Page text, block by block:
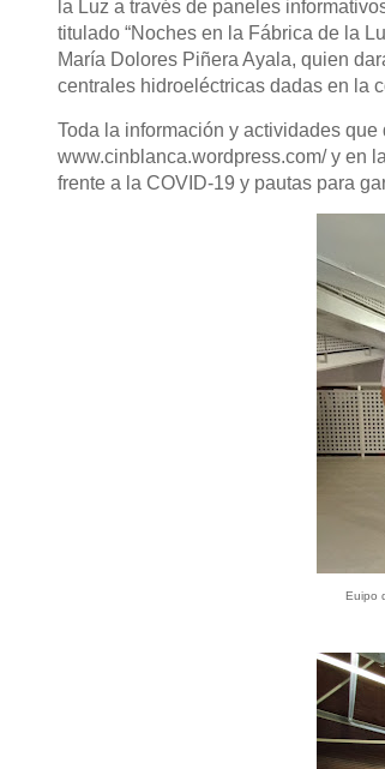
la Luz a través de paneles
titulado “Noches en la Fábrica de la
María Dolores Piñera Ayala, quien
centrales hidroeléctricas dadas en la
Toda la información y actividades
www.cinblanca.wordpress.com/y en
frente a la COVID-19 y pautas para
Euipo